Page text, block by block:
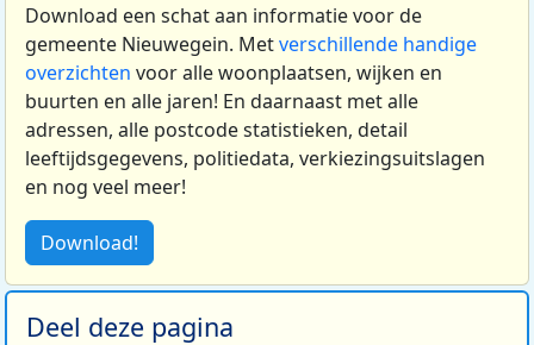
Download een schat aan informatie voor de
gemeente Nieuwegein. Metverschillende handige
overzichten voor alle woonplaatsen, wijken en
buurten en alle jaren! En daarnaast met alle
adressen, alle postcode statistieken, detail
leeftijdsgegevens, politiedata, verkiezingsuitslagen
en nog veel meer!
Download!
Deel deze pagina